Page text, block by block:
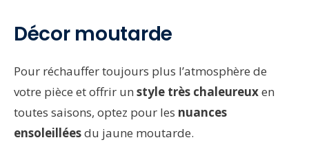
Décor moutarde
Pour réchauffer toujours plus l’atmosphère de
votre pièce et offrir un style très chaleureuxen
toutes saisons, optez pour les nuances
ensoleilléesdu jaune moutarde.